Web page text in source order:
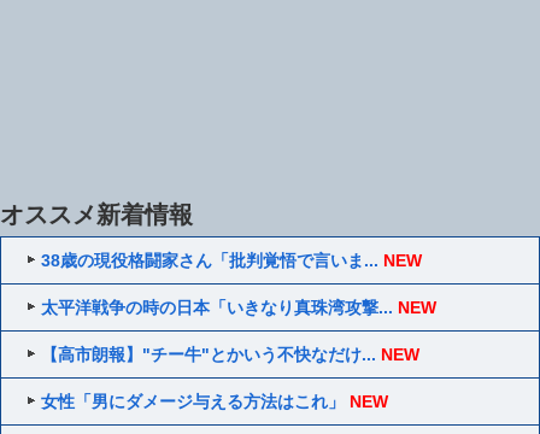
オススメ新着情報
38歳の現役格闘家さん「批判覚悟で言いま... NEW
太平洋戦争の時の日本「いきなり真珠湾攻撃... NEW
【高市朗報】"チー牛"とかいう不快なだけ... NEW
女性「男にダメージ与える方法はこれ」 NEW